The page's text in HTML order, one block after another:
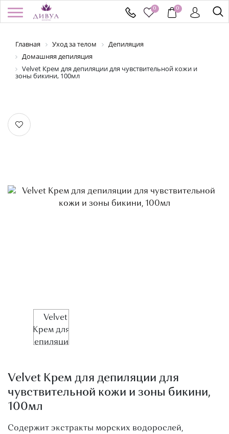
0 0
Войти / Регистрация
КАТАЛОГ
УСПЕЙ КУПИТЬ
ПОДАРОЧНЫЕ СЕРТИФИКАТЫ
Здравствуйте! Что вы ищете?
Главная Уход за телом
Депиляция
Домашняя депиляция
Velvet Крем для депиляции для чувствительной кожи и
зоны бикини, 100мл
Velvet Крем для депиляции для
чувствительной кожи и зоны бикини,
100мл
Содержит экстракты морских водорослей,